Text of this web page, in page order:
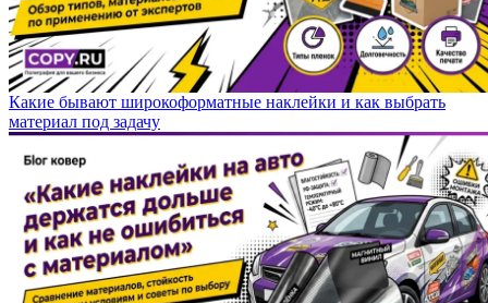
Какие бывают широкоформатные наклейки и как выбрать
материал под задачу